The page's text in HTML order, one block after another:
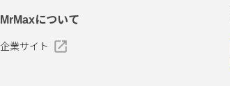
MrMaxについて
企業サイト